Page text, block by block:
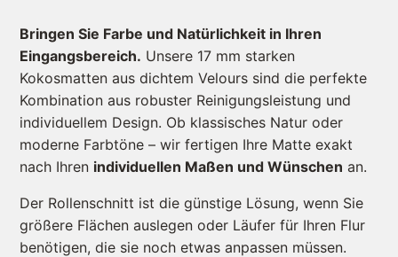
Bringen Sie Farbe und Natürlichkeit in Ihren
Eingangsbereich. Unsere 17 mm starken
Kokosmatten aus dichtem Velours sind die perfekte
Kombination aus robuster Reinigungsleistung und
individuellem Design. Ob klassisches Natur oder
moderne Farbtöne – wir fertigen Ihre Matte exakt
nach Ihren individuellen Maßen und Wünschen an.
Der Rollenschnitt ist die günstige Lösung, wenn Sie
größere Flächen auslegen oder Läufer für Ihren Flur
benötigen, die sie noch etwas anpassen müssen.